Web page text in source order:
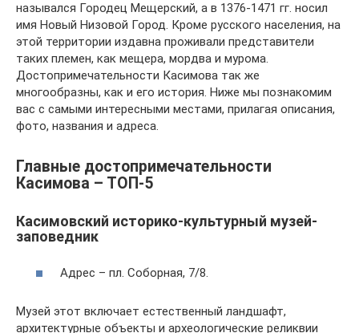
назывался Городец Мещерский, а в 1376-1471 гг. носил
имя Новый Низовой Город. Кроме русского населения, на
этой территории издавна проживали представители
таких племен, как мещера, мордва и мурома.
Достопримечательности Касимова так же
многообразны, как и его история. Ниже мы познакомим
вас с самыми интересными местами, прилагая описания,
фото, названия и адреса.
Главные достопримечательности
Касимова – ТОП-5
Касимовский историко-культурный музей-
заповедник
Адрес – пл. Соборная, 7/8.
Музей этот включает естественный ландшафт,
архитектурные объекты и археологические реликвии